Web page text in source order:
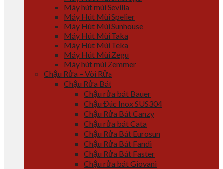
Máy hút mùi Sevilla
Máy Hút Mùi Spelier
Máy Hút Mùi Sunhouse
Máy Hút Mùi Taka
Máy Hút Mùi Teka
Máy Hút Mùi Zegu
Máy hút mùi Zemmer
Chậu Rửa – Vòi Rửa
Chậu Rửa Bát
Chậu rửa bát Bauer
Chậu Đúc Inox SUS304
Chậu Rửa Bát Canzy
Chậu rửa bát Cata
Chậu Rửa Bát Eurosun
Chậu Rửa Bát Fandi
Chậu Rửa Bát Faster
Chậu rửa bát Giovani